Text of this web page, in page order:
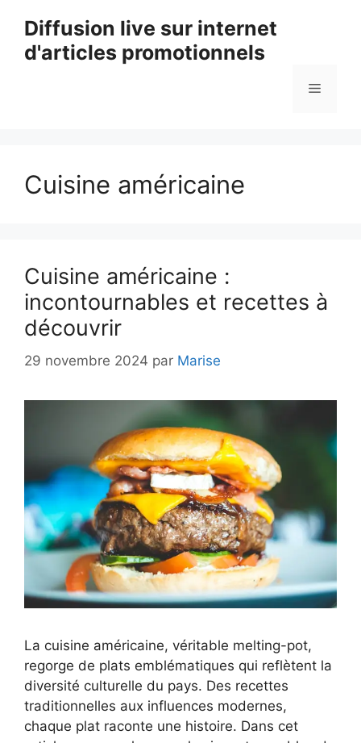
contenu
Diffusion live sur internet
d'articles promotionnels
Menu
Cuisine américaine
Cuisine américaine :
incontournables et recettes à
découvrir
29 novembre 2024 par Marise
La cuisine américaine, véritable melting-pot,
regorge de plats emblématiques qui reflètent la
diversité culturelle du pays. Des recettes
traditionnelles aux influences modernes,
chaque plat raconte une histoire. Dans cet